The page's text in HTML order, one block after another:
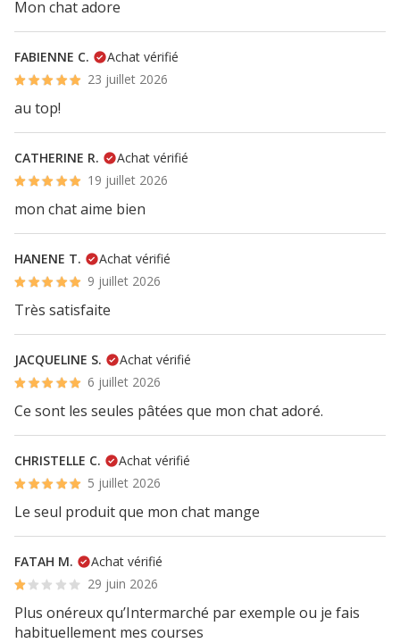
Mon chat adore
FABIENNE C.
Achat vérifié
23 juillet 2026
au top!
CATHERINE R.
Achat vérifié
19 juillet 2026
mon chat aime bien
HANENE T.
Achat vérifié
9 juillet 2026
Très satisfaite
JACQUELINE S.
Achat vérifié
6 juillet 2026
Ce sont les seules pâtées que mon chat adoré.
CHRISTELLE C.
Achat vérifié
5 juillet 2026
Le seul produit que mon chat mange
FATAH M.
Achat vérifié
29 juin 2026
Plus onéreux qu’Intermarché par exemple ou je fais
habituellement mes courses